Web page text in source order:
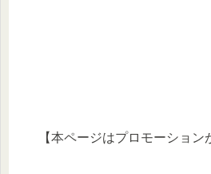
【本ページはプロモーション